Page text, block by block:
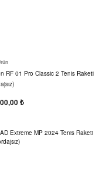
RF 01 Pro Classic 2 Tenis Raketi
₺